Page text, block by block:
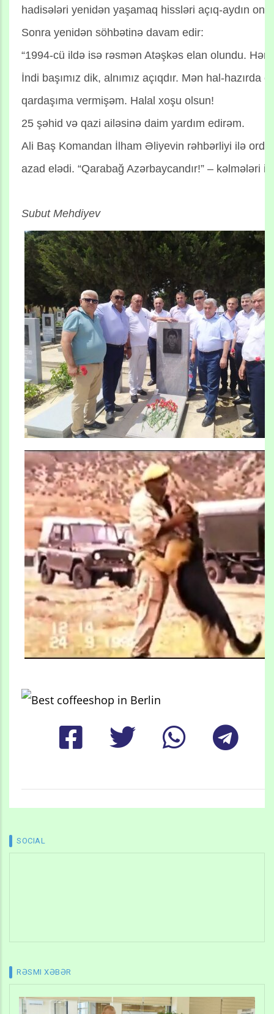
hadisələri yenidən yaşamaq hissləri açıq-aydın
Sonra yenidən söhbətinə davam edir:
“1994-cü ildə isə rəsmən Atəşkəs elan olundu.
İndi başımız dik, alnımız açıqdır. Mən hal-hazırda
qardaşıma vermişəm. Halal xoşu olsun!
25 şəhid və qazi ailəsinə daim yardım edirəm.
Ali Baş Komandan İlham Əliyevin rəhbərliyi ilə
azad elədi. “Qarabağ Azərbaycandır!” – kəlmələri
Subut Mehdiyev
SOCIAL
RƏSMI XƏBƏR